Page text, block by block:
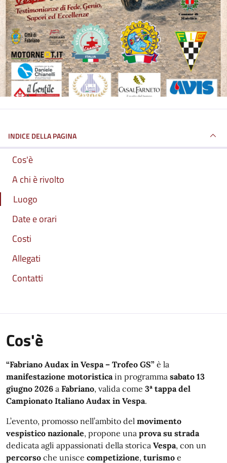
INDICE DELLA PAGINA
Cos'è
A chi è rivolto
Luogo
Date e orari
Costi
Allegati
Contatti
Cos'è
“Fabriano Audax in Vespa – Trofeo GS” è la
manifestazione motoristicain programma sabato 13
giugno 2026 a Fabriano, valida come 3ª tappa del
Campionato Italiano Audax in Vespa.
L’evento, promosso nell’ambito del movimento
vespistico nazionale, propone una prova su strada
dedicata agli appassionati della storica Vespa, con un
percorso che unisce competizione, turismo e